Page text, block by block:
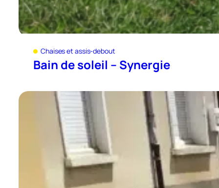
Chaises et assis-debout
Bain de soleil – Synergie